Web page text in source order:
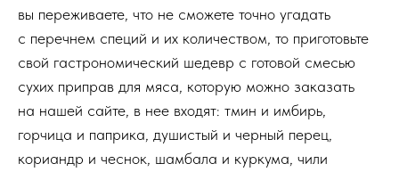
вы переживаете, что не сможете точно угадать
с перечнем специй и их количеством, то приготовьте
свой гастрономический шедевр с готовой смесью
сухих приправ для мяса, которую можно заказать
на нашей сайте, в нее входят: тмин и имбирь,
горчица и паприка, душистый и черный перец,
кориандр и чеснок, шамбала и куркума, чили